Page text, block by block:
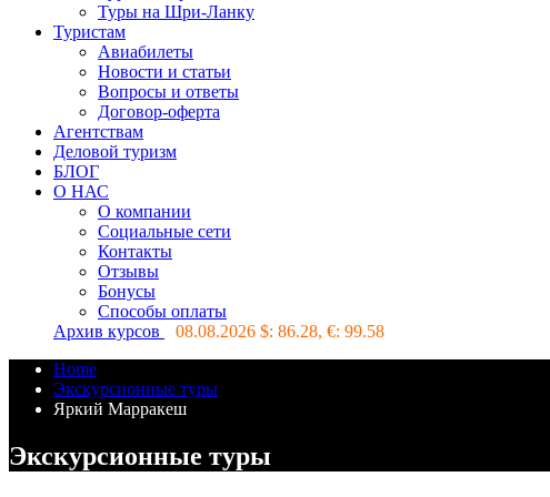
Туры на Шри-Ланку
Туристам
Авиабилеты
Новости и статьи
Вопросы и ответы
Договор-оферта
Агентствам
Деловой туризм
БЛОГ
О НАС
О компании
Социальные сети
Контакты
Отзывы
Бонусы
Способы оплаты
Архив курсов
08.08.2026 $: 86.28, €: 99.58
Home
Экскурсионные туры
Яркий Марракеш
Экскурсионные туры